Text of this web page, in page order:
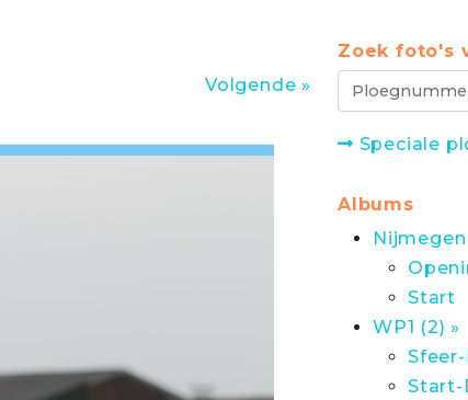
Volgende »
Zoek foto's
Speciale
Albums
Nijmegen
Start
WP1 (2) »
Start-